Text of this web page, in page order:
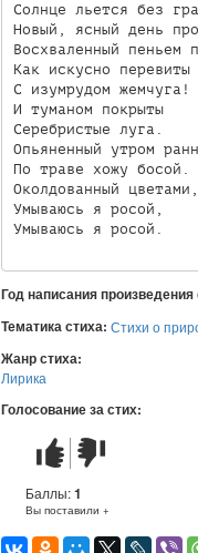
Солнце льется без
Новый, ясный день
Восхваленный пеньем
Как искусно перевиты
С изумрудом жемчуга!
И туманом покрыты
Серебристые луга.
Опьяненный утром
По траве хожу босой.
Околдованный цветами,
Умываюсь я росой,
Год написания
Тематика стиха: Стихи о
Жанр стиха:
Лирика
Голосование за стих:
Стих
понравился
Стих
не
понравился
Баллы:1
Вы поставили +